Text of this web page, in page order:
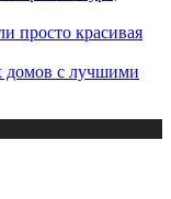
просто красивая
домов с лучшими